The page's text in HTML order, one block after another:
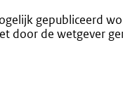
gepubliceerd
door de wetgever